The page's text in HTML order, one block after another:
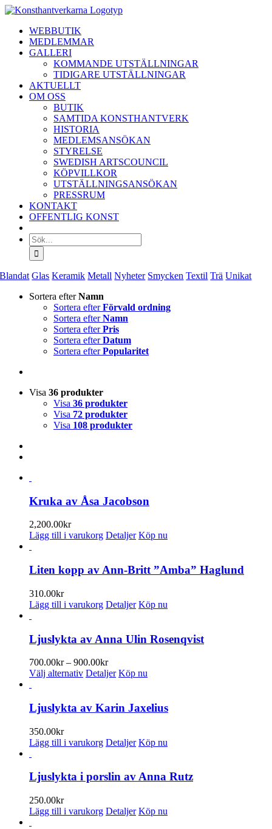
Fortsätt
innehålletWEBBUTIK
MEDLEMMAR
GALLERI
KOMMANDE UTSTÄLLNINGAR
TIDIGARE UTSTÄLLNINGAR
AKTUELLT
OM OSS
BUTIK
SAMTIDA KONSTHANTVERK
HISTORIA
MEDLEMSANSÖKAN
STYRELSE
SWEDISH ARTSCOUNCIL
KÖPVILLKOR
UTSTÄLLNINGSANSÖKAN
PRESSRUM
KONTAKT
OFFENTLIG KONST
Sök
efter:
Blandat Glas Keramik Metall Nyheter Smycken Textil Trä Unikat
Sortera efterNamn
Sortera efterFörvald ordning
Sortera efterNamn
Sortera efterPris
Sortera efterDatum
Sortera efterPopularitet
Visa 36 produkter
Visa 36 produkter
Visa 72 produkter
Visa 108 produkter
Kruka av Åsa Jacobson
2,200.00kr
Lägg till i varukorg Detaljer Köp nu
Liten kopp av Ann-Britt ”Amba” Haglund
310.00kr
Lägg till i varukorg Detaljer Köp nu
Ljuslykta av Anna Ulin Rosenqvist
700.00kr – 900.00krPrisintervall:
700.00kr
Välj alternativ Den
har
flera
De
olika
väljas
Detaljer Köp nu
Ljuslykta av Karin Jaxelius
350.00kr
Lägg till i varukorg Detaljer Köp nu
Ljuslykta i porslin av Anna Rutz
250.00kr
Lägg till i varukorg Detaljer Köp nu